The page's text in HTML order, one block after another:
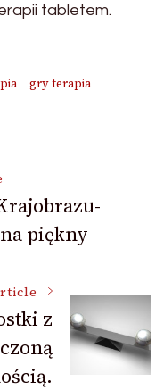
tabletem.
gry terapia
piękny
z